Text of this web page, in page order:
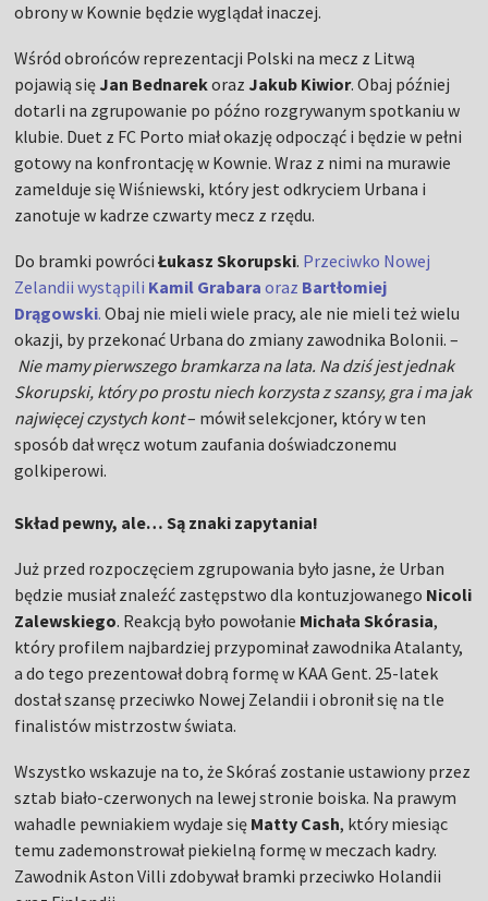
obrony w Kownie będzie wyglądał inaczej.
Wśród obrońców reprezentacji Polski na mecz z Litwą
pojawią się Jan Bednarekoraz Jakub Kiwior. Obaj później
dotarli na zgrupowanie po późno rozgrywanym spotkaniu w
klubie. Duet z FC Porto miał okazję odpocząć i będzie w pełni
gotowy na konfrontację w Kownie. Wraz z nimi na murawie
zamelduje się Wiśniewski, który jest odkryciem Urbana i
zanotuje w kadrze czwarty mecz z rzędu.
Do bramki powróciŁukasz Skorupski. Przeciwko Nowej
Zelandii wystąpili Kamil Grabaraoraz Bartłomiej
Drągowski. Obaj nie mieli wiele pracy, ale nie mieli też wielu
okazji, by przekonać Urbana do zmiany zawodnika Bolonii. –
Nie mamy pierwszego bramkarza na lata. Na dziś jest jednak
Skorupski, który po prostu niech korzysta z szansy, gra i ma jak
najwięcej czystych kont– mówił selekcjoner, który w ten
sposób dał wręcz wotum zaufania doświadczonemu
golkiperowi.
Skład pewny, ale… Są znaki zapytania!
Już przed rozpoczęciem zgrupowania było jasne, że Urban
będzie musiał znaleźć zastępstwo dla kontuzjowanego Nicoli
Zalewskiego. Reakcją było powołanie Michała Skórasia,
który profilem najbardziej przypominał zawodnika Atalanty,
a do tego prezentował dobrą formę w KAA Gent. 25-latek
dostał szansę przeciwko Nowej Zelandii i obronił się na tle
finalistów mistrzostw świata.
Wszystko wskazuje na to, że Skóraś zostanie ustawiony przez
sztab biało-czerwonych na lewej stronie boiska. Na prawym
wahadle pewniakiem wydaje się Matty Cash, który miesiąc
temu zademonstrował piekielną formę w meczach kadry.
Zawodnik Aston Villi zdobywał bramki przeciwko Holandii